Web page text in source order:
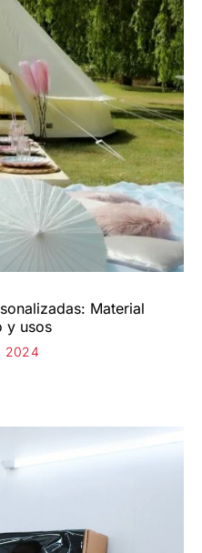
Material
y usos
2024